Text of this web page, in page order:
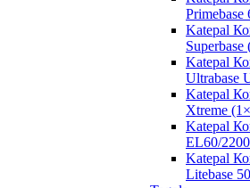
Katepal
Katepal
Ultrabase
Katepal
Хtreme
Katepal
EL60/
Katepal
Litebase